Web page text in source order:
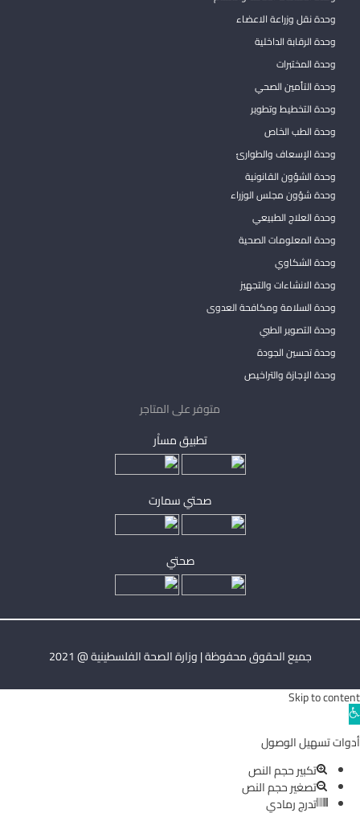
وحدة نقل وزراعة الاعضاء
وحدة الرقابة الداخلية
وحدة المختبرات
وحدة التأمين الصحي
وحدة التخطيط وتطوير
وحدة الطب الخاص
وحدة الإسعاف والطوارئ
وحدة الشؤون القانونية
وحدة شؤون مجلس الوزراء
وحدة العلاج الطبيعي
وحدة المعلومات الصحية
وحدة الشكاوي
وحدة الانشاءات والتجهيز
وحدة السلامة ومكافحة العدوى
وحدة التصوير الطبي
وحدة تحسين الجودة
وحدة الإجازة والتراخيص
متوفر على المتاجر
تطبيق مساْر
صحتي سمارت
صحتي
جميع الحقوق محفوظة | وزارة الصحة الفلسطينية @ 2021
Skip to content
Open
toolbar
أدوات تسهيل الوصول
تكبير حجم النص
تصغير حجم النص
تدرج رمادي